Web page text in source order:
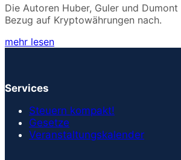
Die Autoren Huber, Guler und
Bezug auf Kryptowährungen nach.
mehr lesen
Services
Steuern kompakt!
Gesetze
Veranstaltungskalender